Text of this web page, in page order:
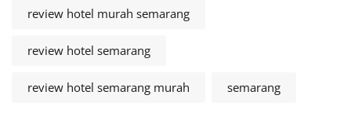
review hotel murah semarang
review hotel semarang
review hotel semarang murah semarang